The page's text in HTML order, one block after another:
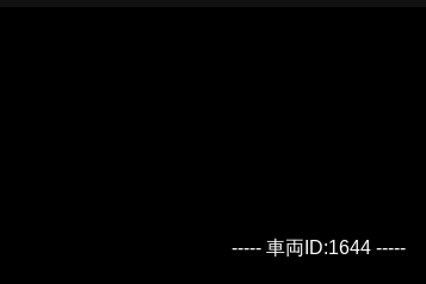
----- 車両ID:1644 -----